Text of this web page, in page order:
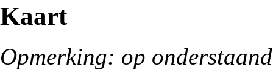
Kaart
Opmerking: op